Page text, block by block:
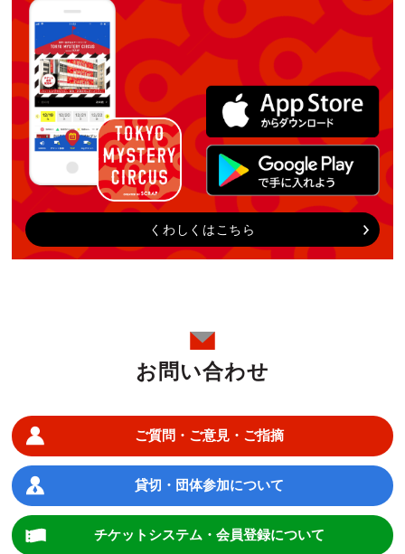
くわしくはこちら
お問い合わせ
ご質問・ご意見・ご指摘
貸切・団体参加について
チケットシステム・会員登録について